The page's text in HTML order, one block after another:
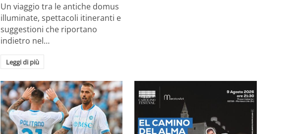
Un viaggio tra le antiche domus
illuminate, spettacoli itineranti e
suggestioni che riportano
indietro nel…
Leggi di più